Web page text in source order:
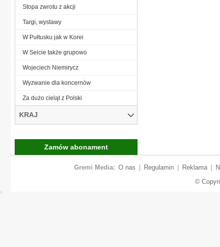
Stopa zwrotu z akcji
Targi, wystawy
W Pułtusku jak w Korei
W Seicie także grupowo
Wojeciech Niemirycz
Wyzwanie dla koncernów
Za dużo cieląt z Polski
KRAJ
Zamów abonament
Gremi Media: O nas Regulamin Reklama
©